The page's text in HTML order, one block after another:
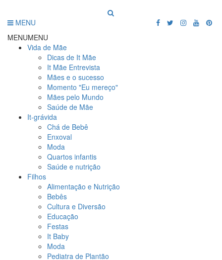
MENU
MENUMENU
Vida de Mãe
Dicas de It Mãe
It Mãe Entrevista
Mães e o sucesso
Momento "Eu mereço"
Mães pelo Mundo
Saúde de Mãe
It-grávida
Chá de Bebê
Enxoval
Moda
Quartos infantis
Saúde e nutrição
Filhos
Alimentação e Nutrição
Bebês
Cultura e Diversão
Educação
Festas
It Baby
Moda
Pediatra de Plantão